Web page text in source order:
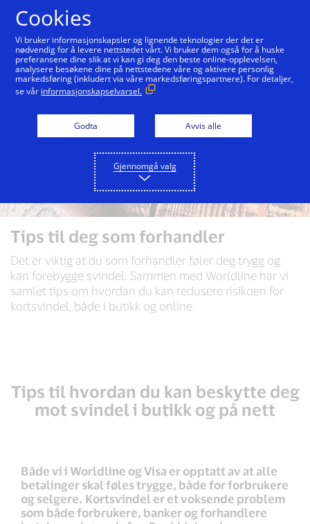
Tips til deg som forhandler
Det er viktig at du som forhandler føler deg trygg og
kan forebygge svindel. Sammen med Worldline har vi
samlet tips om hvordan du kan redusere risikoen for
kortsvindel, både i butikk og online.
Tips til hvordan du kan beskytte deg
mot svindel i butikk og på nett
Både vi i Worldline og Visa er opptatt av at alle
betalinger skal føles trygge, både for forbrukere
og selgere. Kortsvindel er et voksende problem
som både forbrukere, banker og forhandlere
Cookies
Vi bruker informasjonskapsler og lignende teknologier der det er
nødvendig for å levere nettstedet vårt. Vi bruker dem også for å huske
preferansene dine slik at vi kan gi deg den beste online-opplevelsen,
analysere besøkene dine på nettstedene våre og aktivere personlig
markedsføring (inkludert via våre markedsføringspartnere). For detaljer,
se vår informasjonskapselvarsel.
Godta Avvis alle
Gjennomgå valg